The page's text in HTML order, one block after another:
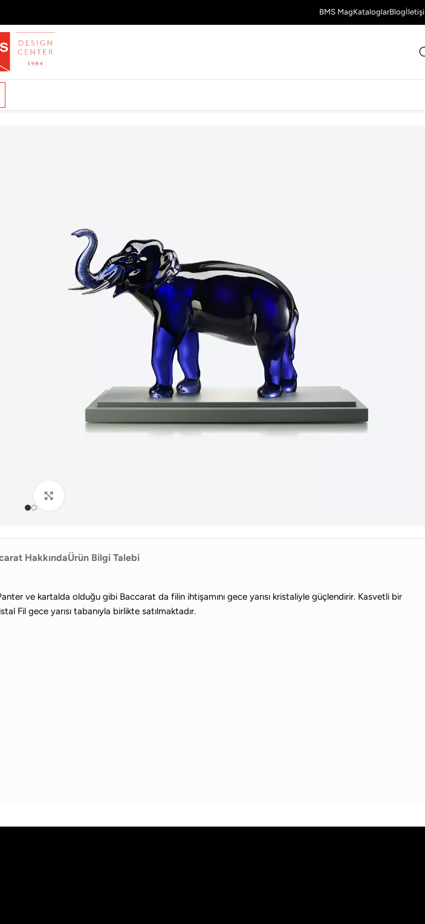
BMS MagKataloglarBlog
HakkındaÜrün Bilgi Talebi
ve kartalda olduğu gibi Baccarat da filin ihtişamını gece yarısı kristaliyle güçlendirir. Kasvetli bir
Fil gece yarısı tabanıyla birlikte satılmaktadır.